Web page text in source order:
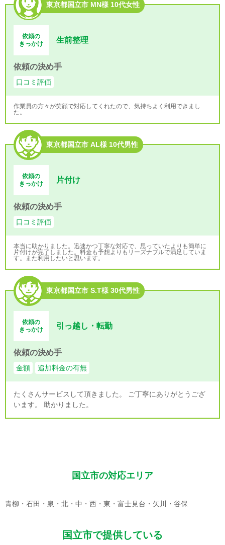
東京都国立市 MN様 10代女性
依頼の
きっかけ
生前整理
依頼の決め手
口コミ評価
作業員の方々が笑顔で対応してくれたので、気持ちよく利用できまし
た。
東京都国立市 AL様 10代男性
依頼の
きっかけ
片付け
依頼の決め手
口コミ評価
本当に助かりました。迅速かつ丁寧な対応で、思っていたよりも簡単に
片付けが完了しました。料金も予想よりもリーズナブルで満足していま
す。また利用したいと思います。
東京都国立市 S.T様 30代男性
依頼の
きっかけ
引っ越し・転勤
依頼の決め手
金額 追加料金の有無
たくさんサービスして頂きました。 ご丁寧にありがとうござ
います。 助かりました。
国立市の対応エリア
青柳・石田・泉・北・中・西・東・富士見台・矢川・谷保
国立市で提供している